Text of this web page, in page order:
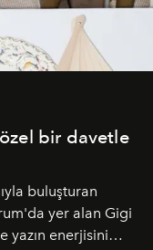
bir davetle
buluşturan
yer alan Gigi
yazın enerjisini